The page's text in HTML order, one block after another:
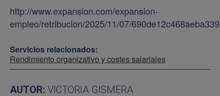
http://www.expansion.com/expansion-
empleo/retribucion/2025/11/07/
Servicios relacionados:
Rendimiento organizativo y costes salariales
AUTOR: VICTORIA GISMERA